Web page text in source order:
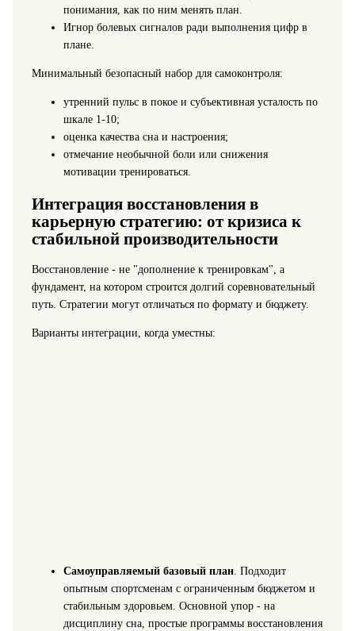
понимания, как по ним менять план.
Игнор болевых сигналов ради выполнения цифр в
плане.
Минимальный безопасный набор для самоконтроля:
утренний пульс в покое и субъективная усталость по
шкале 1-10;
оценка качества сна и настроения;
отмечание необычной боли или снижения
мотивации тренироваться.
Интеграция восстановления в
карьерную стратегию: от кризиса к
стабильной производительности
Восстановление - не "дополнение к тренировкам", а
фундамент, на котором строится долгий соревновательный
путь. Стратегии могут отличаться по формату и бюджету.
Варианты интеграции, когда уместны:
Самоуправляемый базовый план. Подходит
опытным спортсменам с ограниченным бюджетом и
стабильным здоровьем. Основной упор - на
дисциплину сна, простые программы восстановления